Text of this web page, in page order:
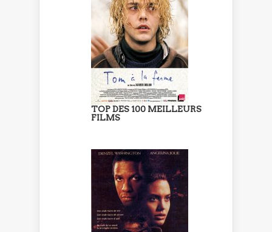
TOP DES 100 MEILLEURS
FILMS